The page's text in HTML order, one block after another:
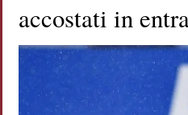
accostati in